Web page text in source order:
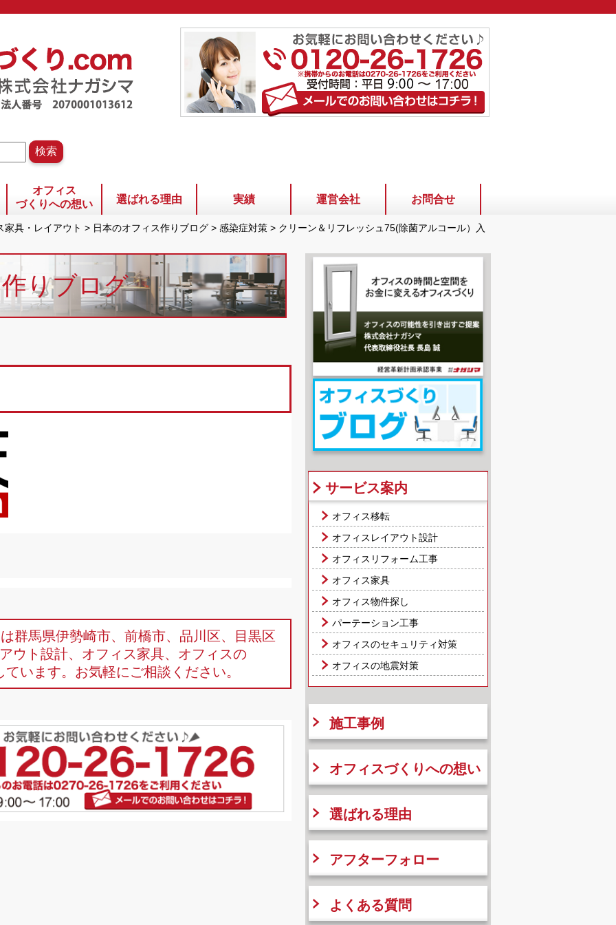
オフィス
づくりへの想い
選ばれる理由 実績 運営会社 お問合せ
具・レイアウト > 日本のオフィス作りブログ > 感染症対策 > クリーン＆リフレッシュ75(除菌アルコール）入
りブログ
群馬県伊勢崎市、前橋市、品川区、目黒区
ウト設計、オフィス家具、オフィスの
います。お気軽にご相談ください。
サービス案内
オフィス移転
オフィスレイアウト設計
オフィスリフォーム工事
オフィス家具
オフィス物件探し
パーテーション工事
オフィスのセキュリティ対策
オフィスの地震対策
施工事例
オフィスづくりへの想い
選ばれる理由
アフターフォロー
よくある質問